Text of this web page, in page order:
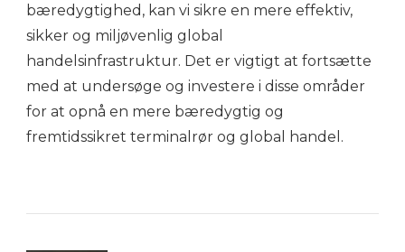
bæredygtighed, kan vi sikre en mere effektiv,
sikker og miljøvenlig global
handelsinfrastruktur. Det er vigtigt at fortsætte
med at undersøge og investere i disse områder
for at opnå en mere bæredygtig og
fremtidssikret terminalrør og global handel.